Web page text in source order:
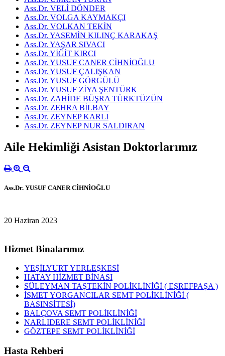
Ass.Dr. VELİ DÖNDER
Ass.Dr. VOLGA KAYMAKÇI
Ass.Dr. VOLKAN TEKİN
Ass.Dr. YASEMİN KILINÇ KARAKAŞ
Ass.Dr. YAŞAR SIVACI
Ass.Dr. YİĞİT KIRCI
Ass.Dr. YUSUF CANER CİHNİOĞLU
Ass.Dr. YUSUF ÇALIŞKAN
Ass.Dr. YUSUF GÖRGÜLÜ
Ass.Dr. YUSUF ZİYA ŞENTÜRK
Ass.Dr. ZAHİDE BÜŞRA TÜRKTÜZÜN
Ass.Dr. ZEHRA BİLBAY
Ass.Dr. ZEYNEP KARLI
Ass.Dr. ZEYNEP NUR SALDIRAN
Aile Hekimliği Asistan Doktorlarımız
Ass.Dr. YUSUF CANER CİHNİOĞLU
20 Haziran 2023
Hizmet Binalarımız
YEŞİLYURT YERLEŞKESİ
HATAY HİZMET BİNASI
SÜLEYMAN TAŞTEKİN POLİKLİNİĞİ ( EŞREFPAŞA )
İSMET YORGANCILAR SEMT POLİKLİNİĞİ (
BASINSİTESİ)
BALÇOVA SEMT POLİKLİNİĞİ
NARLIDERE SEMT POLİKLİNİĞİ
GÖZTEPE SEMT POLİKLİNİĞİ
Hasta Rehberi